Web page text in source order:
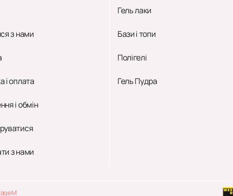
з нами
і оплата
і обмін
з нами
Гель лаки
Бази і топи
Полігелі
Гель Пудра